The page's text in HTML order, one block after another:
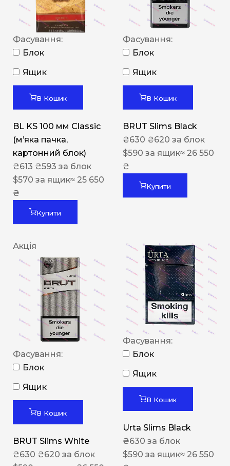
Фасування:
Блок
Ящик
В Кошик
BL KS 100 мм Classic
(м’яка пачка,
картонний блок)
₴613 ₴593 за блок
$570 за ящик≈ 25 650
₴
Купити
Фасування:
Блок
Ящик
В Кошик
BRUT Slims Black
₴630 ₴620 за блок
$590 за ящик≈ 26 550
₴
Купити
Акція
Фасування:
Блок
Ящик
В Кошик
BRUT Slims White
₴630 ₴620 за блок
Фасування:
Блок
Ящик
В Кошик
Urta Slims Black
₴630 за блок
$590 за ящик≈ 26 550